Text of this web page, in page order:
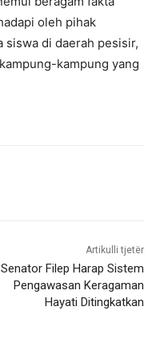
oleh pihak
siswa di daerah pesisir,
kampung yang
Artikulli tjetër
Senator Filep Harap Sistem
Pengawasan Keragaman
Hayati Ditingkatkan